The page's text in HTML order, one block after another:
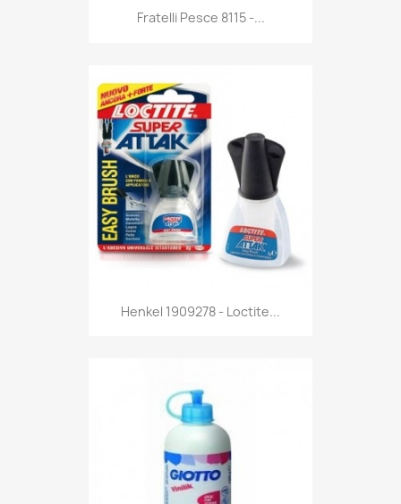
Anteprima
Fratelli Pesce 8115 -...
Anteprima
Henkel 1909278 - Loctite...